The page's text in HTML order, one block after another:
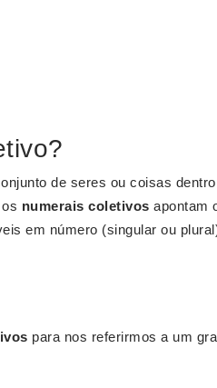
de seres ou coisas
numerais coletivos apontam
em número (singular ou
para nos referirmos a um